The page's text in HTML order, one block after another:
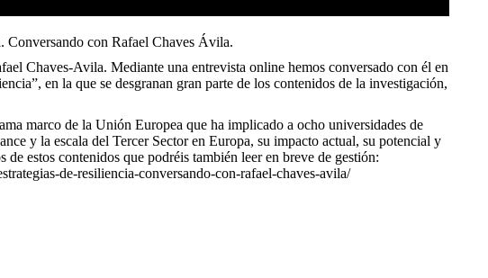
Conversando con Rafael Chaves Ávila.
Chaves-Avila. Mediante una entrevista online hemos conversado con él en
en la que se desgranan gran parte de los contenidos de la investigación,
marco de la Unión Europea que ha implicado a ocho universidades de
y la escala del Tercer Sector en Europa, su impacto actual, su potencial y
estos contenidos que podréis también leer en breve de gestión:
de-resiliencia-conversando-con-rafael-chaves-avila/